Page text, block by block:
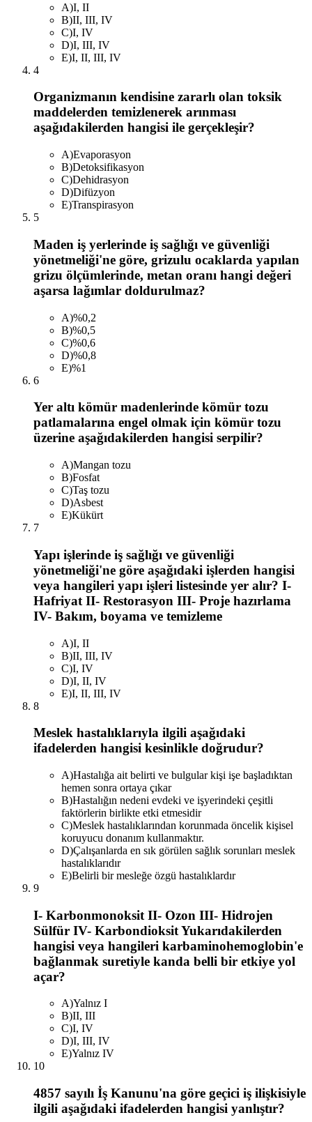
A)I, II
B)II, III, IV
C)I, IV
D)I, III, IV
E)I, II, III, IV
4
Organizmanın kendisine zararlı olan toksik
maddelerden temizlenerek arınması
aşağıdakilerden hangisi ile gerçekleşir?
A)Evaporasyon
B)Detoksifikasyon
C)Dehidrasyon
D)Difüzyon
E)Transpirasyon
5
Maden iş yerlerinde iş sağlığı ve güvenliği
yönetmeliği'ne göre, grizulu ocaklarda yapılan
grizu ölçümlerinde, metan oranı hangi değeri
aşarsa lağımlar doldurulmaz?
A)%0,2
B)%0,5
C)%0,6
D)%0,8
E)%1
6
Yer altı kömür madenlerinde kömür tozu
patlamalarına engel olmak için kömür tozu
üzerine aşağıdakilerden hangisi serpilir?
A)Mangan tozu
B)Fosfat
C)Taş tozu
D)Asbest
E)Kükürt
7
Yapı işlerinde iş sağlığı ve güvenliği
yönetmeliği'ne göre aşağıdaki işlerden hangisi
veya hangileri yapı işleri listesinde yer alır? I-
Hafriyat II- Restorasyon III- Proje hazırlama
IV- Bakım, boyama ve temizleme
A)I, II
B)II, III, IV
C)I, IV
D)I, II, IV
E)I, II, III, IV
8
Meslek hastalıklarıyla ilgili aşağıdaki
ifadelerden hangisi kesinlikle doğrudur?
A)Hastalığa ait belirti ve bulgular kişi işe başladıktan
hemen sonra ortaya çıkar
B)Hastalığın nedeni evdeki ve işyerindeki çeşitli
faktörlerin birlikte etki etmesidir
C)Meslek hastalıklarından korunmada öncelik kişisel
koruyucu donanım kullanmaktır.
D)Çalışanlarda en sık görülen sağlık sorunları meslek
hastalıklarıdır
E)Belirli bir mesleğe özgü hastalıklardır
9
I- Karbonmonoksit II- Ozon III- Hidrojen
Sülfür IV- Karbondioksit Yukarıdakilerden
hangisi veya hangileri karbaminohemoglobin'e
bağlanmak suretiyle kanda belli bir etkiye yol
açar?
A)Yalnız I
B)II, III
C)I, IV
D)I, III, IV
E)Yalnız IV
10
4857 sayılı İş Kanunu'na göre geçici iş ilişkisiyle
ilgili aşağıdaki ifadelerden hangisi yanlıştır?